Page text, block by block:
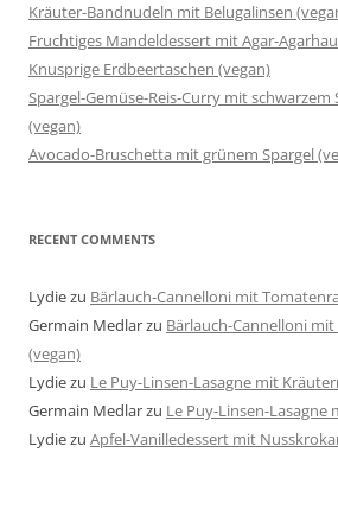
Kräuter-Bandnudeln mit Belugalinsen
Fruchtiges Mandeldessert mit Agar-
Knusprige Erdbeertaschen (vegan)
Spargel-Gemüse-Reis-Curry mit
(vegan)
Avocado-Bruschetta mit grünem Spargel
RECENT COMMENTS
Lydiezu Bärlauch-Cannelloni mit
Germain Medlarzu Bärlauch-Cannelloni
(vegan)
Lydiezu Le Puy-Linsen-Lasagne mit
Germain Medlarzu Le Puy-Linsen-Lasagne
Lydiezu Apfel-Vanilledessert mit